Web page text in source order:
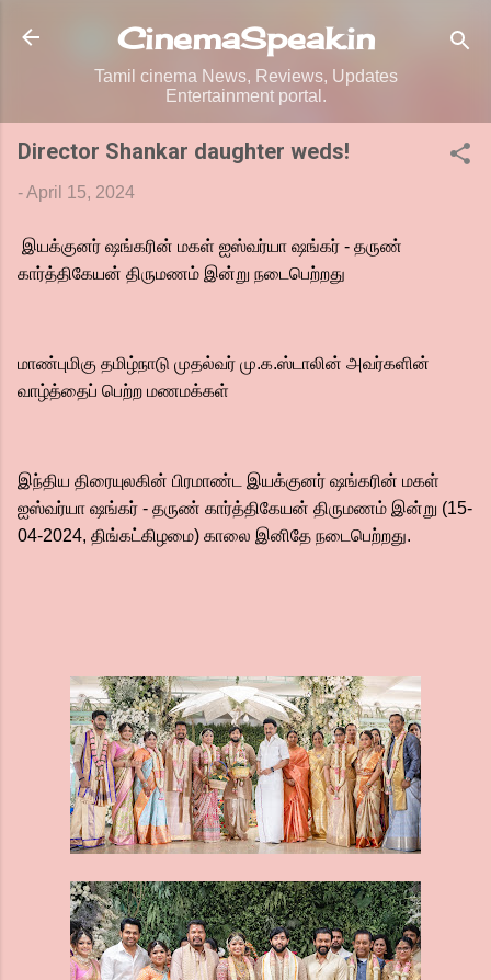
Skip to main content
CinemaSpeak.in
Tamil cinema News, Reviews, Updates
Entertainment portal.
Director Shankar daughter weds!
-April 15, 2024
இயக்குனர் ஷங்கரின் மகள் ஐஸ்வர்யா ஷங்கர் - தருண்
கார்த்திகேயன் திருமணம் இன்று நடைபெற்றது
மாண்புமிகு தமிழ்நாடு முதல்வர் மு.க.ஸ்டாலின் அவர்களின்
வாழ்த்தைப் பெற்ற மணமக்கள்
இந்திய திரையுலகின் பிரமாண்ட இயக்குனர் ஷங்கரின் மகள்
ஐஸ்வர்யா ஷங்கர் - தருண் கார்த்திகேயன் திருமணம் இன்று (15-
04-2024, திங்கட்கிழமை) காலை இனிதே நடைபெற்றது.